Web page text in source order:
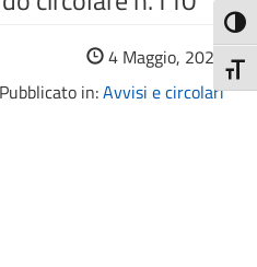
4 Maggio, 2022
Pubblicato in:Avvisi e circolari